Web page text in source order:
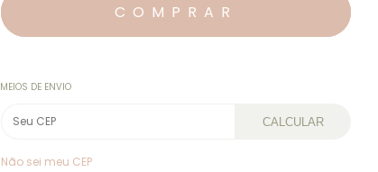
MEIOS DE ENVIO
CALCULAR
Não sei meu CEP